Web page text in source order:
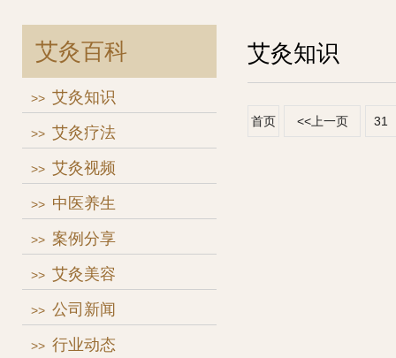
艾灸百科
>> 艾灸知识
>> 艾灸疗法
>> 艾灸视频
>> 中医养生
>> 案例分享
>> 艾灸美容
>> 公司新闻
>> 行业动态
艾灸知识
首页 <<上一页 31